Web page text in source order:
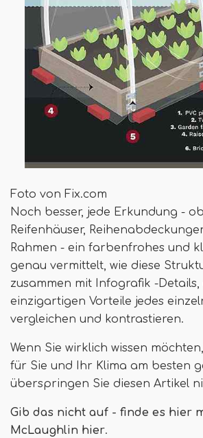
Foto von Fix.com
Noch besser, jede Erkundung -
Reifenhäuser,
Rahmen - ein farbenfrohes und
genau vermittelt, wie diese
zusammen mit Infografik -Details,
einzigartigen Vorteile jedes
vergleichen und kontrastieren.
Wenn Sie wirklich wissen
für Sie und Ihr Klima am besten
überspringen Sie diesen Artikel
Gib das nicht auf - finde es hier
McLaughlin hier.